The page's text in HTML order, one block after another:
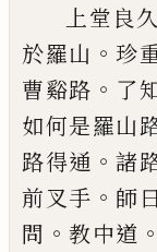
上堂良
於羅山 。 珍
曹谿路 。 了
如何是羅山
路得通 。諸
前叉手 。 師
問 。教中道 。